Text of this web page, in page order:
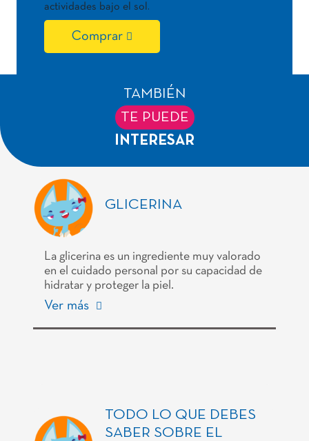
actividades bajo el sol.
Comprar
TAMBIÉN
TE PUEDE
INTERESAR
GLICERINA
La glicerina es un ingrediente muy valorado
en el cuidado personal por su capacidad de
hidratar y proteger la piel.
Ver más
TODO LO QUE DEBES
SABER SOBRE EL